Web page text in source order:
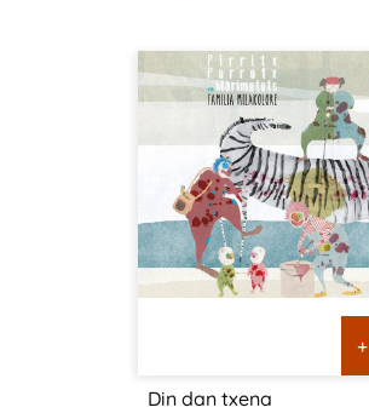
+
Din dan txena